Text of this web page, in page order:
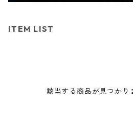
ITEM LIST
該当する商品が見つかり